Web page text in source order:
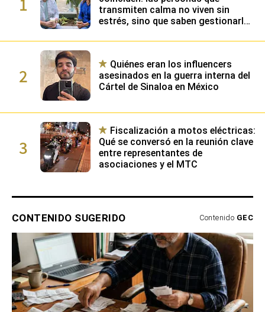
transmiten calma no viven sin
estrés, sino que saben gestionarlo
emocional
2
Quiénes eran los influencers
asesinados en la guerra interna del
Cártel de Sinaloa en México
3
Fiscalización a motos eléctricas:
Qué se conversó en la reunión clave
entre representantes de
asociaciones y el MTC
CONTENIDO SUGERIDO Contenido GEC